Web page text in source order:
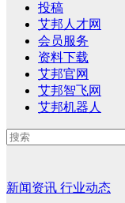
投稿
艾邦人才网
会员服务
资料下载
艾邦官网
艾邦智飞网
艾邦机器人
新闻资讯 行业动态